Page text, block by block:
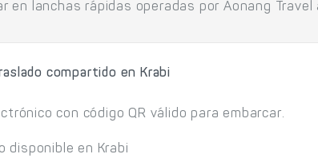
en lanchas rápidas operadas por Aonang
compartido en Krabi
con código QR válido para embarcar.
disponible en Krabi